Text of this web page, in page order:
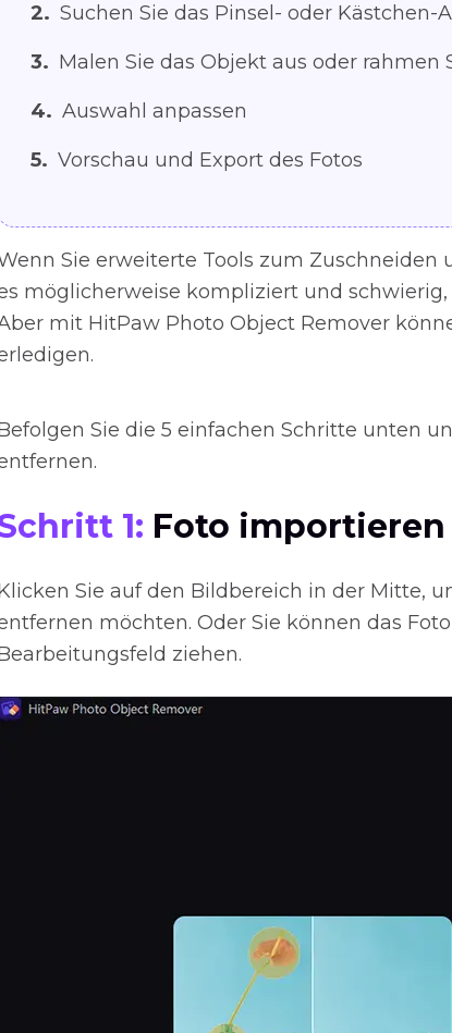
2. Suchen Sie das Pinsel- oder Kästchen-
3. Malen Sie das Objekt aus oder rahmen
4. Auswahl anpassen
5. Vorschau und Export des Fotos
Sie erweiterte Tools zum Zuschneiden
möglicherweise kompliziert und
mit HitPaw Photo Object Remover
Sie die 5 einfachen Schritte unten
1: Foto importieren
Sie auf den Bildbereich in der Mitte,
möchten. Oder Sie können das
ziehen.